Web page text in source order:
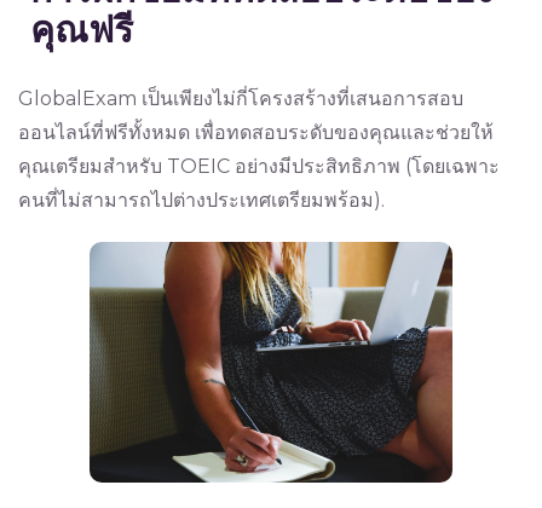
คุณฟรี
GlobalExam เป็นเพียงไม่กี่โครงสร้างที่เสนอการสอบ
ออนไลน์ที่ฟรีทั้งหมด เพื่อทดสอบระดับของคุณและช่วยให้
คุณเตรียมสำหรับ TOEIC อย่างมีประสิทธิภาพ (โดยเฉพาะ
คนที่ไม่สามารถไปต่างประเทศเตรียมพร้อม).